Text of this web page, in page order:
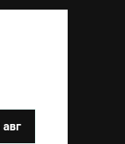
авг